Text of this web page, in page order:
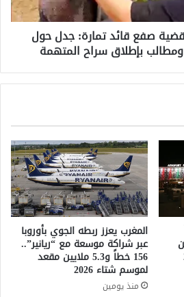
صفع قائد تمارة: جدل حول
بإطلاق سراح المتهمة
المغرب يعزز ربطه الجوي بأوروبا
عبر شراكة موسعة مع “ريانير”..
156 خطاً و5.3 ملايين مقعد
لموسم شتاء 2026
منذ يومين